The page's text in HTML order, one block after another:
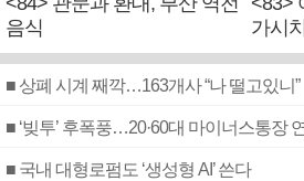
음식
가시치
■ 상폐 시계 째깍…163개사 “나 떨고있니”
■ ‘빚투’ 후폭풍…20·60대 마이너스통장
■ 국내 대형로펌도 ‘생성형 AI’ 쓴다